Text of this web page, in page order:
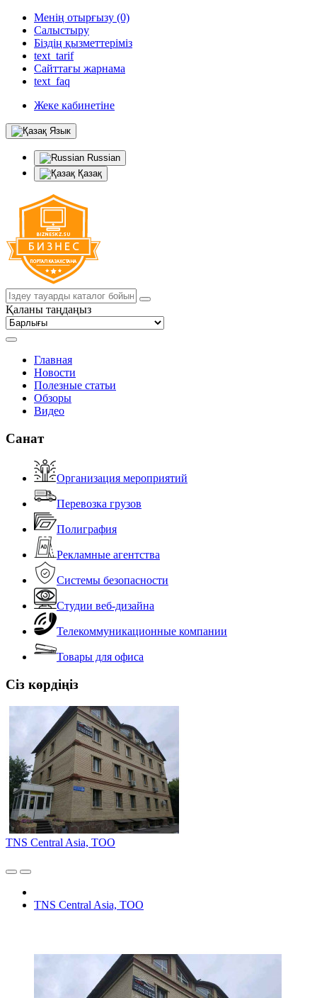
Менің отырғызу (0)
Салыстыру
Біздің қызметтеріміз
text_tarif
Сайттағы жарнама
text_faq
Жеке кабинетіне
Язык
Russian
Қазақ
Қаланы таңдаңыз
Главная
Новости
Полезные статьи
Обзоры
Видео
Санат
Организация мероприятий
Перевозка грузов
Полиграфия
Рекламные агентства
Системы безопасности
Студии веб-дизайна
Телекоммуникационные компании
Товары для офиса
Сіз көрдіңіз
TNS Central Asia, ТОО
TNS Central Asia, ТОО